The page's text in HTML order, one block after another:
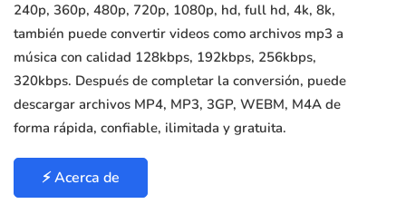
240p, 360p, 480p, 720p, 1080p, hd, full hd, 4k, 8k,
también puede convertir videos como archivos mp3 a
música con calidad 128kbps, 192kbps, 256kbps,
320kbps. Después de completar la conversión, puede
descargar archivos MP4, MP3, 3GP, WEBM, M4A de
forma rápida, confiable, ilimitada y gratuita.
⚡ Acerca de